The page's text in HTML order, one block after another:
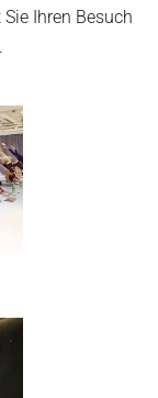
Ihren Besuch